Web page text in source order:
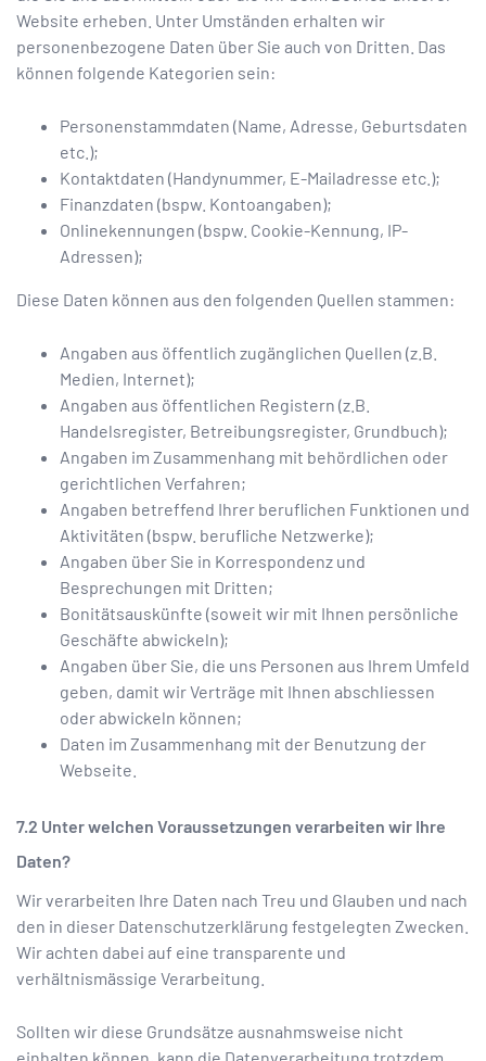
Website erheben. Unter Umständen erhalten wir
personenbezogene Daten über Sie auch von Dritten. Das
können folgende Kategorien sein:
Personenstammdaten (Name, Adresse, Geburtsdaten
etc.);
Kontaktdaten (Handynummer, E-Mailadresse etc.);
Finanzdaten (bspw. Kontoangaben);
Onlinekennungen (bspw. Cookie-Kennung, IP-
Adressen);
Diese Daten können aus den folgenden Quellen stammen:
Angaben aus öffentlich zugänglichen Quellen (z.B.
Medien, Internet);
Angaben aus öffentlichen Registern (z.B.
Handelsregister, Betreibungsregister, Grundbuch);
Angaben im Zusammenhang mit behördlichen oder
gerichtlichen Verfahren;
Angaben betreffend Ihrer beruflichen Funktionen und
Aktivitäten (bspw. berufliche Netzwerke);
Angaben über Sie in Korrespondenz und
Besprechungen mit Dritten;
Bonitätsauskünfte (soweit wir mit Ihnen persönliche
Geschäfte abwickeln);
Angaben über Sie, die uns Personen aus Ihrem Umfeld
geben, damit wir Verträge mit Ihnen abschliessen
oder abwickeln können;
Daten im Zusammenhang mit der Benutzung der
Webseite.
Unter welchen Voraussetzungen verarbeiten wir Ihre
Daten?
Wir verarbeiten Ihre Daten nach Treu und Glauben und nach
den in dieser Datenschutzerklärung festgelegten Zwecken.
Wir achten dabei auf eine transparente und
verhältnismässige Verarbeitung.
Sollten wir diese Grundsätze ausnahmsweise nicht